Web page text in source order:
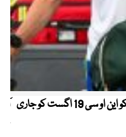
کیریبین پریمیئر لیگ ، قومی کرکٹرز کو این او سی 19 اگست کو جاری